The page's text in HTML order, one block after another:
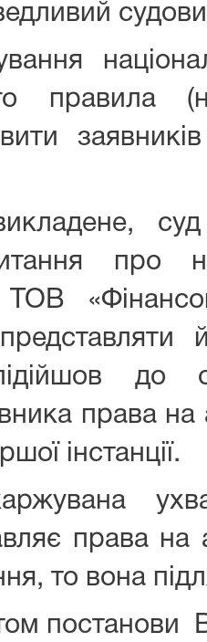
правила
суд
про
ТОВ
до
права на
інстанції.
права
то вона
постанови